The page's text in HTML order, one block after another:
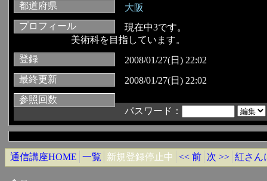
都道府県
大阪
プロフィール
現在中3です。
美術科を目指しています。
登録
2008/01/27(日) 22:02
最終更新
2008/01/27(日) 22:02
参照回数
パスワード：
通信講座HOME 一覧 新規登録停止中 << 前 次 >> 紅さん